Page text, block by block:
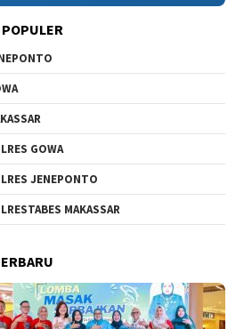
GOWA
JENEPONTO
MAKASSAR